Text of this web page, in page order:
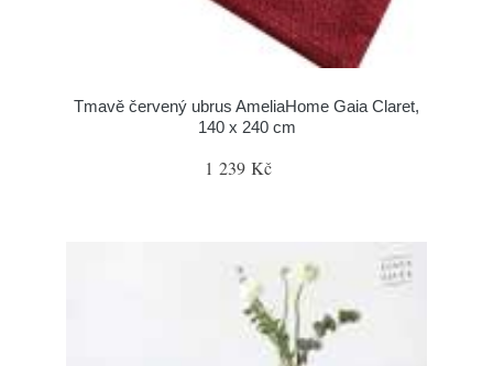
Tmavě červený ubrus AmeliaHome Gaia Claret,
140 x 240 cm
1 239 Kč